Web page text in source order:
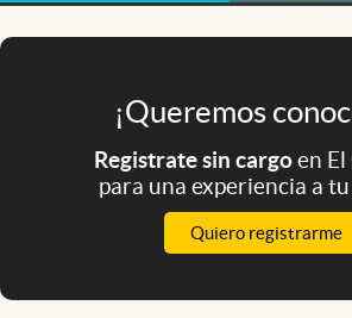
Argentina
¡Queremos
Registrate sin cargoen
para una experiencia a
Quiero registrarme